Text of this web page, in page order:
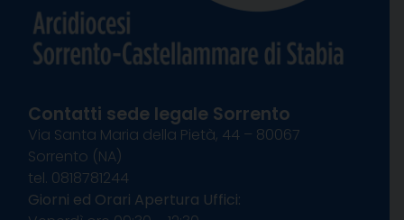
Contatti sede legale Sorrento
Via Santa Maria della Pietà, 44 – 80067
Sorrento (NA)
tel. 0818781244
Giorni ed Orari Apertura Uffici: